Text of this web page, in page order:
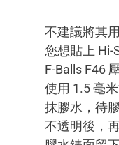
不建議將其
您想貼上 Hi-
F-Balls F46
使用 1.5 毫
抹膠水，待
不透明後，